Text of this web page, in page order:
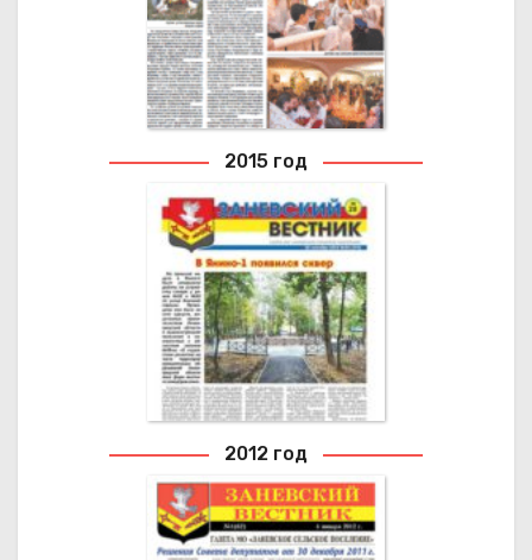
Архивные выпуски газеты
2015 год
2015 ГОД
Архивные выпуски газеты
2012 год
2012 ГОД